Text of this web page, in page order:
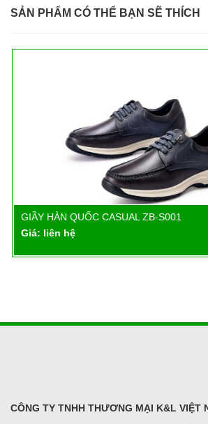
SẢN PHẨM CÓ THỂ BẠN SẼ THÍCH
Chi tiết
GIẦY HÀN QUỐC CASUAL ZB-S001
Giá: liên hệ
CÔNG TY TNHH THƯƠNG MẠI K&L VIỆT